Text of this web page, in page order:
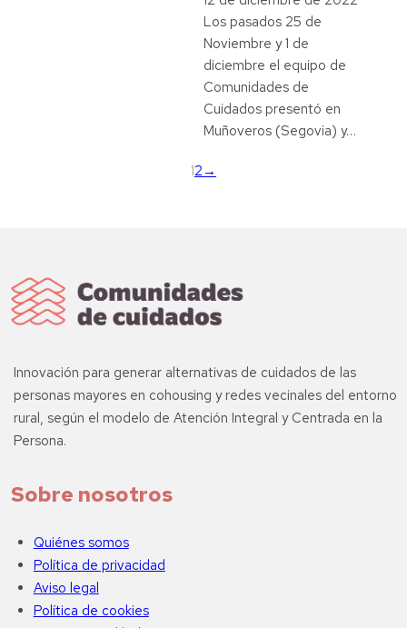
Los pasados 25 de
Noviembre y 1 de
diciembre el equipo de
Comunidades de
Cuidados presentó en
Muñoveros (Segovia) y…
12 →
Innovación para generar alternativas de cuidados de las
personas mayores en cohousing y redes vecinales del entorno
rural, según el modelo de Atención Integral y Centrada en la
Persona.
Sobre nosotros
Quiénes somos
Política de privacidad
Aviso legal
Política de cookies